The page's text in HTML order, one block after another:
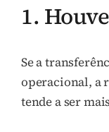
1.
Se a
operacional, a
tende a ser